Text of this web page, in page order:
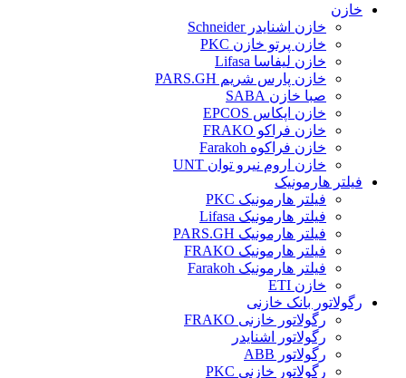
خازن
خازن اشنایدر Schneider
خازن پرتو خازن PKC
خازن لیفاسا Lifasa
خازن پارس شریم PARS.GH
صبا خازن SABA
خازن اپکاس EPCOS
خازن فراکو FRAKO
خازن فراکوه Farakoh
خازن اروم نیرو توان UNT
فیلتر هارمونیک
فیلتر هارمونیک PKC
فیلتر هارمونیک Lifasa
فیلتر هارمونیک PARS.GH
فیلتر هارمونیک FRAKO
فیلتر هارمونیک Farakoh
خازن ETI
رگولاتور بانک خازنی
رگولاتور خازنی FRAKO
رگولاتور اشنایدر
رگولاتور ABB
رگولاتور خازنی PKC